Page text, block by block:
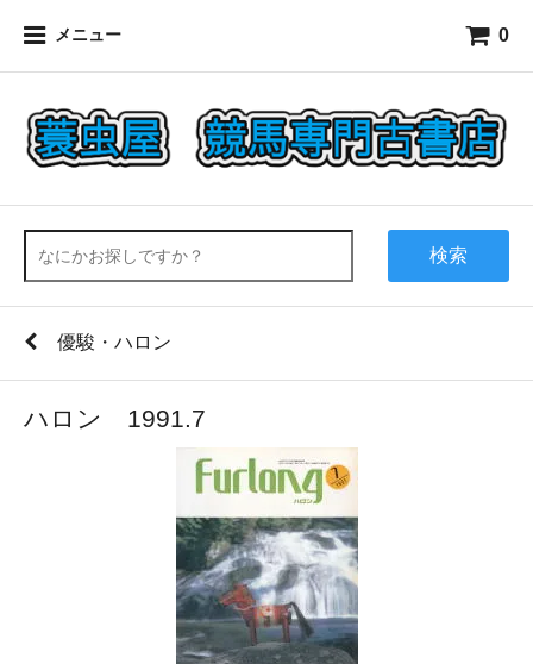
メニュー 0
検索
優駿・ハロン
ハロン 1991.7